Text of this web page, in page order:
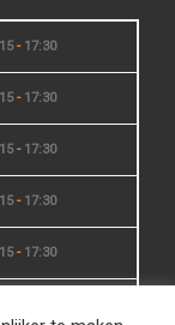
-17:30
-17:30
-17:30
-17:30
-17:30